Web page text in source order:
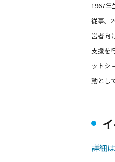
1967年
従事。
営者向
支援を
ットシ
動とし
詳細